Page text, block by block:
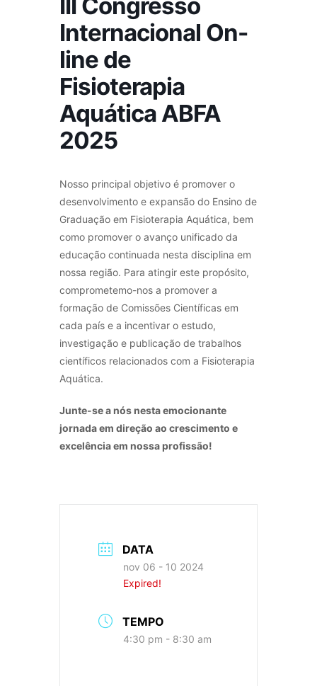
III Congresso
Internacional On-
line de
Fisioterapia
Aquática ABFA
2025
Nosso principal objetivo é promover o
desenvolvimento e expansão do Ensino de
Graduação em Fisioterapia Aquática, bem
como promover o avanço unificado da
educação continuada nesta disciplina em
nossa região. Para atingir este propósito,
comprometemo-nos a promover a
formação de Comissões Científicas em
cada país e a incentivar o estudo,
investigação e publicação de trabalhos
científicos relacionados com a Fisioterapia
Aquática.
Junte-se a nós nesta emocionante
jornada em direção ao crescimento e
excelência em nossa profissão!
DATA
nov 06 - 10 2024
Expired!
TEMPO
4:30 pm - 8:30 am